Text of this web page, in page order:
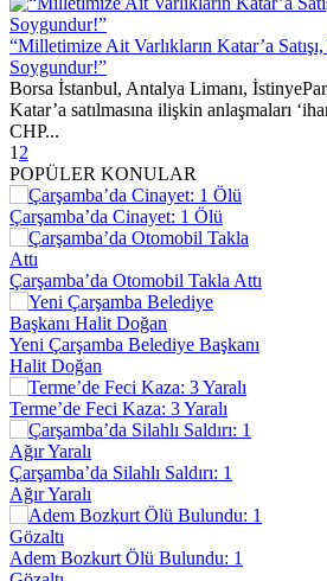
“Milletimize Ait Varlıkların Katar’a
Soygundur!”
Borsa İstanbul, Antalya Limanı,
Katar’a satılmasına ilişkin anlaşmaları
CHP...
1 2
POPÜLER KONULAR
Çarşamba’da Cinayet: 1 Ölü
Çarşamba’da Otomobil Takla Attı
Yeni Çarşamba Belediye Başkanı
Halit Doğan
Terme’de Feci Kaza: 3 Yaralı
Çarşamba’da Silahlı Saldırı: 1
Ağır Yaralı
Adem Bozkurt Ölü Bulundu: 1